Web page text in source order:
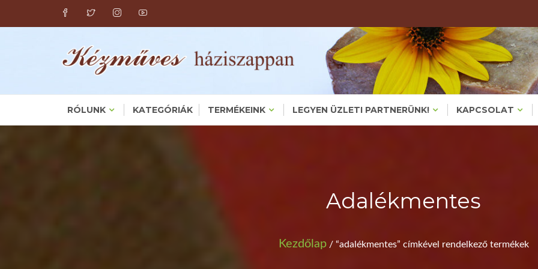
KÉZMŰVES
Valódi, Főzött Növényi Háziszappanok – Bőrproblémákra
RÓLUNK KATEGÓRIÁK TERMÉKEINK LEGYEN ÜZLETI PARTNERÜNK! KAPCSOLAT
Adalékmentes
Kezdőlap/ “adalékmentes” címkével rendelkező termékek